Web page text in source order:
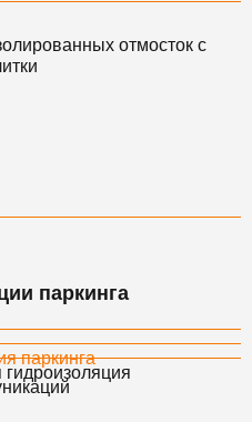
отмосток с
паркинга
паркинга